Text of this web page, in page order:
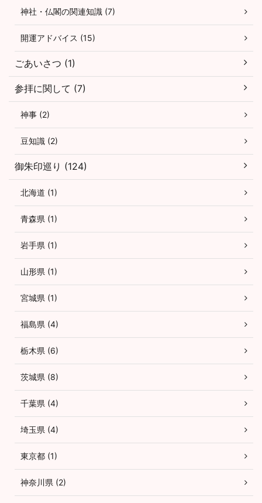
神社・仏閣の関連知識 (7)
開運アドバイス (15)
ごあいさつ (1)
参拝に関して (7)
神事 (2)
豆知識 (2)
御朱印巡り (124)
北海道 (1)
青森県 (1)
岩手県 (1)
山形県 (1)
宮城県 (1)
福島県 (4)
栃木県 (6)
茨城県 (8)
千葉県 (4)
埼玉県 (4)
東京都 (1)
神奈川県 (2)